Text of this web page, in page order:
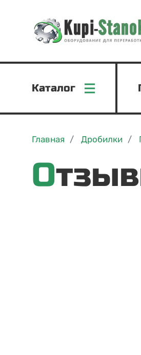
Каталог
Главная Дробилки